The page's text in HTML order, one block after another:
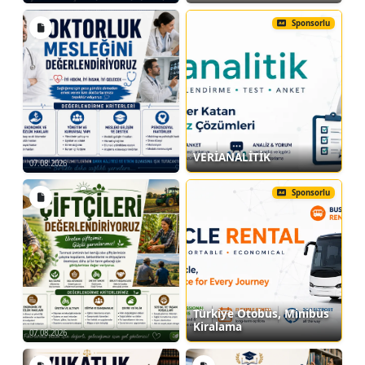
Bodrum, Kapadokya gibi turistik
yerlerde tabak kahvaltı sunan çok
sayıda mekan bulabilirsiniz.
Konya At Çiftliğinde Tabak Kahvaltı -
Konya
Fiyat 1 kişi için geçerli olan Konya
Kahvaltı Tabak Kahvaltı fiyatıdır.
Kahvaltılar Konya At Çiftliği'nde
yapılmaktadır.
Fiyata at turu dahil değildir. Ekstralar
bölümünden manejde at turu
ekleyebilirsiniz.
Kahvaltılar tabak kahvaltı olarak servis
edilmektedir.
5+ yaş üzerindeki çocuklar için kahvaltı
07.08.2026
Sponsorlu
VERİANALİTİK
07.08.2026
Sponsorlu
Türkiye Otobüs, Minibüs
Kiralama